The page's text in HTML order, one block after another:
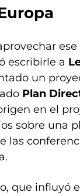
escribirle a
un
Plan
en el
sobre una
las
que influyó